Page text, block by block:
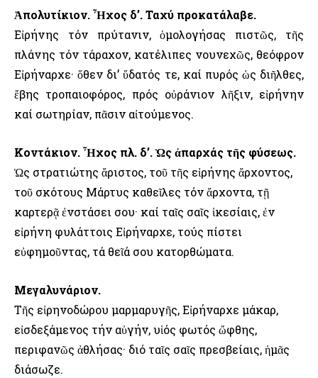
Ἀπολυτίκιον. Ἦχος δ’. Ταχύ προκατάλαβε.
Εἰρήνης τόν πρύτανιν, ὁμολογήσας πιστῶς, τῆς
πλάνης τόν τάραχον, κατέλιπες νουνεχῶς, θεόφρον
Εἰρήναρχε· ὅθεν δι’ ὕδατός τε, καί πυρός ὡς διῆλθες,
ἔβης τροπαιοφόρος, πρός οὐράνιον λῆξιν, εἰρήνην
καί σωτηρίαν, πᾶσιν αἰτούμενος.
Κοντάκιον. Ἦχος πλ. δ’. Ὡς ἀπαρχάς τῆς φύσεως.
Ὡς στρατιώτης ἄριστος, τοῦ τῆς εἰρήνης ἄρχοντος,
τοῦ σκότους Μάρτυς καθεῖλες τόν ἄρχοντα, τῇ
καρτερᾷ ἐνστάσει σου· καί ταῖς σαῖς ἱκεσίαις, ἐν
εἰρήνη φυλάττοις Εἰρήναρχε, τούς πίστει
εὐφημοῦντας, τά θεῖά σου κατορθώματα.
Μεγαλυνάριον.
Τῆς εἰρηνοδώρου μαρμαρυγῆς, Εἰρήναρχε μάκαρ,
εἰσδεξάμενος τήν αὐγήν, υἱός φωτός ὤφθης,
περιφανῶς ἀθλήσας· διό ταῖς σαῖς πρεσβείαις, ἡμᾶς
διάσωζε.